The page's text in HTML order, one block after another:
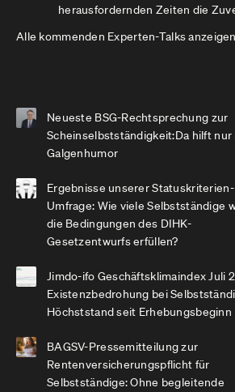
herausfordernden Zeiten die
Alle kommenden Experten-Talks anzeigen
Neueste BSG-Rechtsprechung zur
Scheinselbstständigkeit:Da hilft nur
Galgenhumor
Ergebnisse unserer Statuskriterien-
Umfrage: Wie viele Selbstständige
die Bedingungen des DIHK-
Gesetzentwurfs erfüllen?
Jimdo-ifo Geschäftsklimaindex Juli
Existenzbedrohung bei
Höchststand seit Erhebungsbeginn
BAGSV-Pressemitteilung zur
Rentenversicherungspflicht für
Selbstständige: Ohne begleitende